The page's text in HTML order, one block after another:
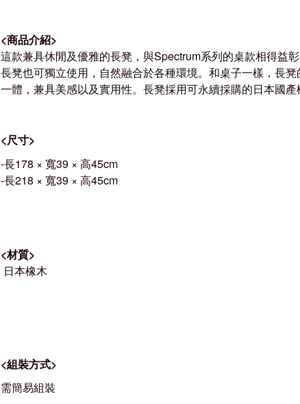
<商品介紹>
這款兼具休閒及優雅的長凳，與Spectrum系列的桌款相得益彰
長凳也可獨立使用，自然融合於各種環境。和桌子一樣，長
一體 ，兼具美感以及實用性。長凳採用可永續採購的日本國
<尺寸>
-長178 × 寬39 × 高45cm
-長218 × 寬39 × 高45cm
<材質>
日本橡木
<組裝方式>
需簡易組裝